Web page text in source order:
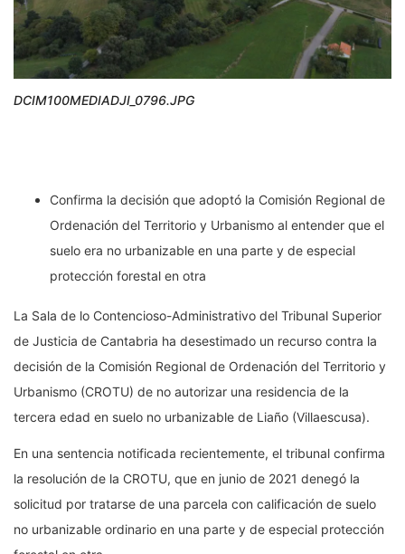
DCIM100MEDIADJI_0796.JPG
Confirma la decisión que adoptó la Comisión Regional de
Ordenación del Territorio y Urbanismo al entender que el
suelo era no urbanizable en una parte y de especial
protección forestal en otra
La Sala de lo Contencioso-Administrativo del Tribunal Superior
de Justicia de Cantabria ha desestimado un recurso contra la
decisión de la Comisión Regional de Ordenación del Territorio y
Urbanismo (CROTU) de no autorizar una residencia de la
tercera edad en suelo no urbanizable de Liaño (Villaescusa).
En una sentencia notificada recientemente, el tribunal confirma
la resolución de la CROTU, que en junio de 2021 denegó la
solicitud por tratarse de una parcela con calificación de suelo
no urbanizable ordinario en una parte y de especial protección